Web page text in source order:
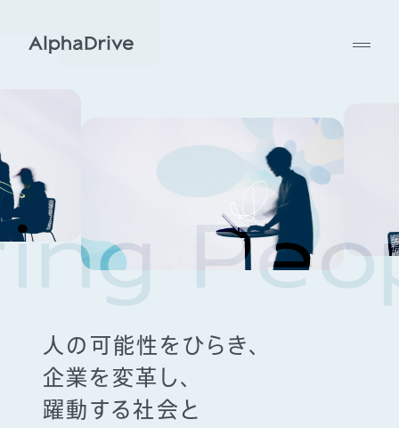
人の可能性をひらき、
企業を変革し、
躍動する社会と